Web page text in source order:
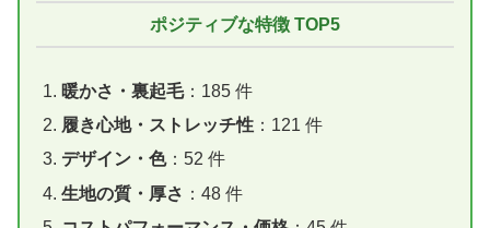
ポジティブな特徴 TOP5
暖かさ・裏起毛：185 件
履き心地・ストレッチ性 ：121 件
デザイン・色：52 件
生地の質・厚さ ：48 件